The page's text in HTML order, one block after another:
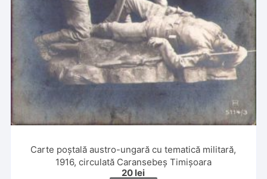
Carte poștală austro-ungară cu tematică militară,
1916, circulată Caransebeș Timișoara
20 lei